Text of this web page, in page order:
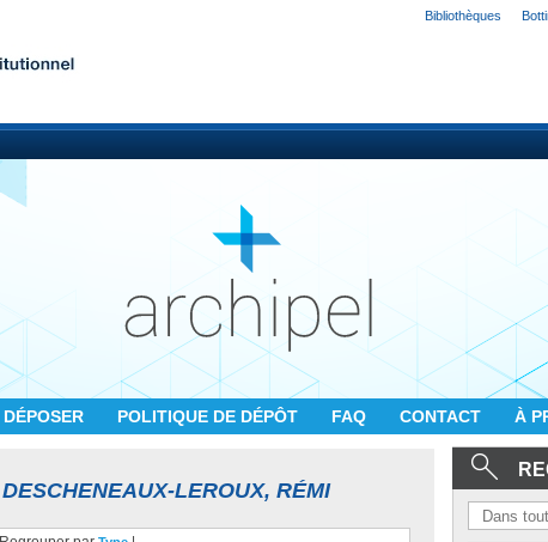
Bibliothèques
DÉPOSER POLITIQUE DE DÉPÔT FAQ CONTACT À
DESCHENEAUX-LEROUX, RÉMI